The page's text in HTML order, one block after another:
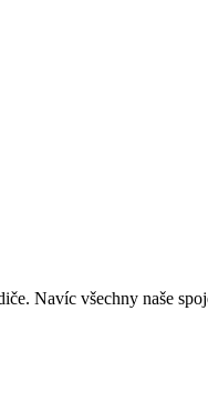
Navíc všechny naše